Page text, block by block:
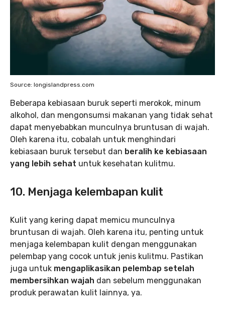
Source: longislandpress.com
Beberapa kebiasaan buruk seperti merokok, minum
alkohol, dan mengonsumsi makanan yang tidak sehat
dapat menyebabkan munculnya bruntusan di wajah.
Oleh karena itu, cobalah untuk menghindari
kebiasaan buruk tersebut dan beralih ke kebiasaan
yang lebih sehat untuk kesehatan kulitmu.
10. Menjaga kelembapan kulit
Kulit yang kering dapat memicu munculnya
bruntusan di wajah. Oleh karena itu, penting untuk
menjaga kelembapan kulit dengan menggunakan
pelembap yang cocok untuk jenis kulitmu. Pastikan
juga untuk mengaplikasikan pelembap setelah
membersihkan wajah dan sebelum menggunakan
produk perawatan kulit lainnya, ya.